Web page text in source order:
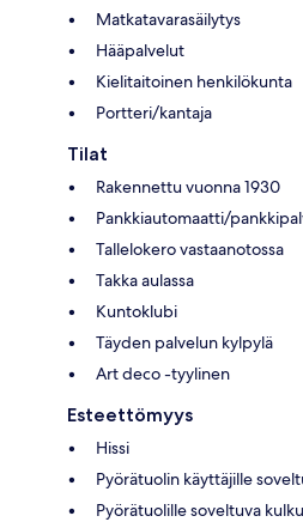
Matkatavarasäilytys
Hääpalvelut
Kielitaitoinen henkilökunta
Portteri/kantaja
Tilat
Rakennettu vuonna 1930
Pankkiautomaatti/
Tallelokero vastaanotossa
Takka aulassa
Kuntoklubi
Täyden palvelun kylpylä
Art deco -tyylinen
Esteettömyys
Hissi
Pyörätuolin käyttäjille
Pyörätuolille soveltuva